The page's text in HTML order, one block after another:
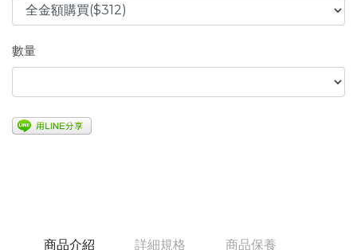
數量
商品介紹 詳細規格 商品保養